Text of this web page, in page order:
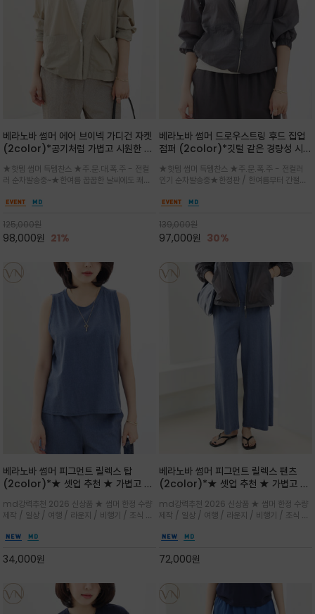
베라노바 썸머 에어 브이넥 가디건 자켓
(2color)*공기처럼 가볍고 시원한 나
브이넥 디자인이라 부담없이 쓱쓱~걸치
는 꾸안꾸!!가볍고 바스락한 나일론 블렌
드 소재감이 세련된 무드를 더해주는 가
★핫템 썸머 득템찬스 ★주.문.대.폭.주 - 전컬
러 순차발송중~★한여름 꿉꿉한 날씨에도 쾌적
일 자켓은 가벼운 무게감과 방수성 덕분에 여름
등과 밸런스를 맞춥니다
125,000원
98,000원 21%
베라노바 썸머 드로우스트링 후드 집업
점퍼 (2color)*깃털 같은 경량성 시원
(Volume Fit)가볍지만 입체적인 실
루엣을 유지하는 구조적 디자인
★핫템 썸머 득템찬스 ★주.문.폭.주 - 전컬러
인기 순차발송중★한정판 / 한여름부터 간절기
단 스토퍼 디테일로 핏 조절이 가능해 실용적/바
가볍게 비치는 세련된후드
139,000원
97,000원 30%
베라노바 썸머 피그먼트 릴렉스 탑
(2color)*★ 셋업 추천 ★ 가볍고 부
튼 소재로 완성
md강력추천 2026 신상품 ★ 썸머 한정 수량
제작 / 일상 / 여행 / 라운지 / 비행기 / 조식 /
그먼트로 제작되어 편하고 가볍게 후회없으실 아
34,000원
베라노바 썸머 피그먼트 릴렉스 팬츠
(2color)*★ 셋업 추천 ★ 가볍고 부
튼 소재로 완성
md강력추천 2026 신상품 ★ 썸머 한정 수량
제작 / 일상 / 여행 / 라운지 / 비행기 / 조식 /
그먼트로 제작되어 편하고 가볍게 후회없으실 아
72,000원